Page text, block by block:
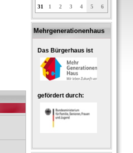
31
1 2 3 4 5 6
Mehrgenerationenhaus
Das Bürgerhaus ist
gefördert durch: